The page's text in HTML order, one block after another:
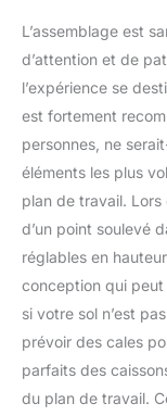
L’assemblage est
d’attention et de
l’expérience se
est fortement
personnes, ne
éléments les plus
plan de travail.
d’un point soulevé
réglables en
conception qui peut
si votre sol n’est
prévoir des cales
parfaits des
du plan de travail.